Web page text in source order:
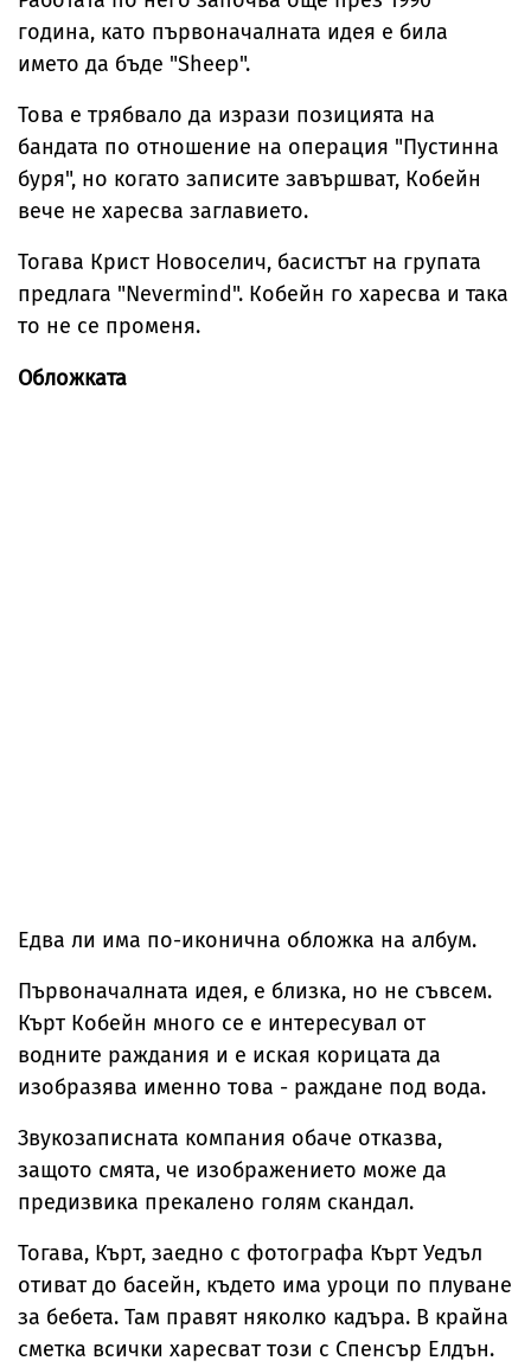
година, като първоначалната идея е била
името да бъде "Sheep".
Това е трябвало да изрази позицията на
бандата по отношение на операция "Пустинна
буря", но когато записите завършват, Кобейн
вече не харесва заглавието.
Тогава Крист Новоселич, басистът на групата
предлага "Nevermind". Кобейн го харесва и така
то не се променя.
Обложката
Едва ли има по-иконична обложка на албум.
Първоначалната идея, е близка, но не съвсем.
Кърт Кобейн много се е интересувал от
водните раждания и е иская корицата да
изобразява именно това - раждане под вода.
Звукозаписната компания обаче отказва,
защото смята, че изображението може да
предизвика прекалено голям скандал.
Тогава, Кърт, заедно с фотографа Кърт Уедъл
отиват до басейн, където има уроци по плуване
за бебета. Там правят няколко кадъра. В крайна
сметка всички харесват този с Спенсър Елдън.